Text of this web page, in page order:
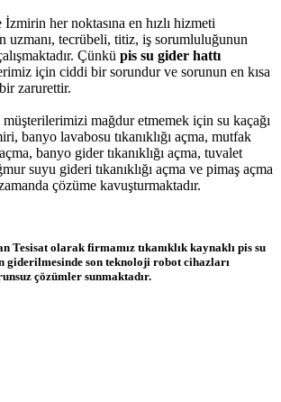
her noktasına en hızlı hizmeti
uzmanı, tecrübeli, titiz, iş sorumluluğunun
Çünkü pis su gider hattı
için ciddi bir sorundur ve sorunun en kısa
zarurettir.
mağdur etmemek için su kaçağı
banyo lavabosu tıkanıklığı açma, mutfak
banyo gider tıkanıklığı açma, tuvalet
suyu gideri tıkanıklığı açma ve pimaş açma
çözüme kavuşturmaktadır.
Tesisat olarak firmamız tıkanıklık kaynaklı pis su
giderilmesinde son teknoloji robot cihazları
çözümler sunmaktadır.